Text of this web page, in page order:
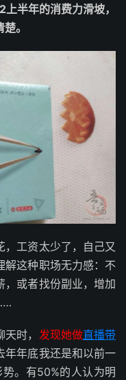
半年的消费力滑坡，
。
，工资太少了，自己又
解这种职场无力感：不
，或者找份副业，增加
时， 发现她做直播带
年年底我还是和以前一
。有50%的人认为明